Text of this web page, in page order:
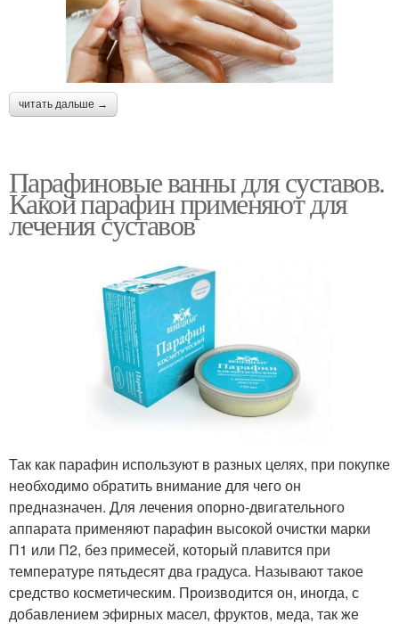
читать дальше →
Парафиновые ванны для суставов.
Какой парафин применяют для
лечения суставов
Так как парафин используют в разных целях, при покупке
необходимо обратить внимание для чего он
предназначен. Для лечения опорно-двигательного
аппарата применяют парафин высокой очистки марки
П1 или П2, без примесей, который плавится при
температуре пятьдесят два градуса. Называют такое
средство косметическим. Производится он, иногда, с
добавлением эфирных масел, фруктов, меда, так же